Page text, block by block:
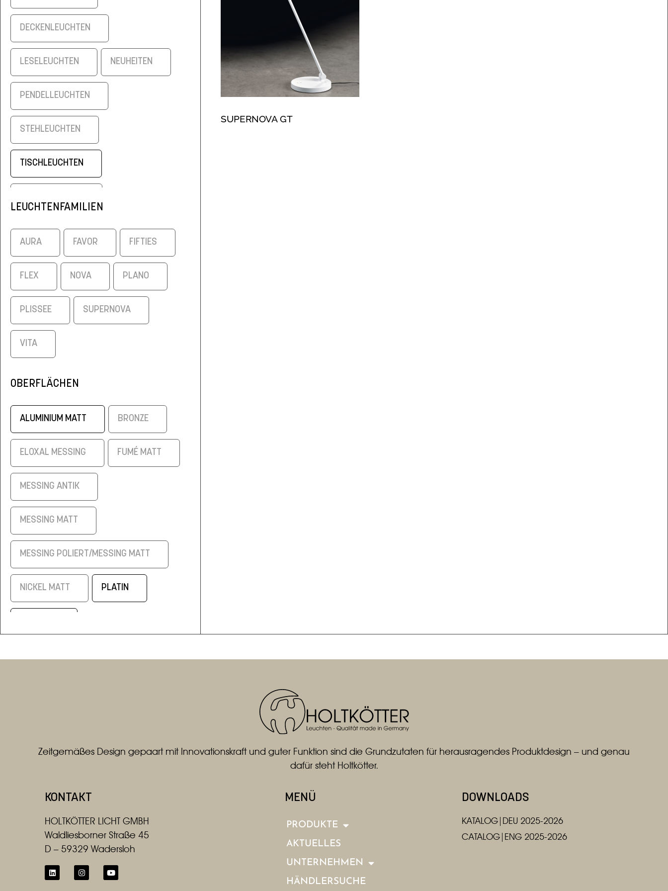
DECKENLEUCHTEN
LESELEUCHTEN NEUHEITEN
PENDELLEUCHTEN
STEHLEUCHTEN
TISCHLEUCHTEN
LEUCHTENFAMILIEN
AURA FAVOR FIFTIES
FLEX NOVA PLANO
PLISSEE SUPERNOVA
VITA
OBERFLÄCHEN
ALUMINIUM MATT BRONZE
ELOXAL MESSING FUMÉ MATT
MESSING ANTIK
MESSING MATT
MESSING POLIERT/MESSING MATT
NICKEL MATT PLATIN
SUPERNOVA GT
Zeitgemäßes Design gepaart mit Innovationskraft und guter Funktion sind die Grundzutaten für herausragendes Produktdesign – und genau
dafür steht Holtkötter.
KONTAKT
HOLTKÖTTER LICHT GMBH
Waldliesborner Straße 45
D – 59329 Wadersloh
MENÜ
PRODUKTE
AKTUELLES
UNTERNEHMEN
HÄNDLERSUCHE
DOWNLOADS
KATALOG|DEU 2025-2026
CATALOG|ENG 2025-2026